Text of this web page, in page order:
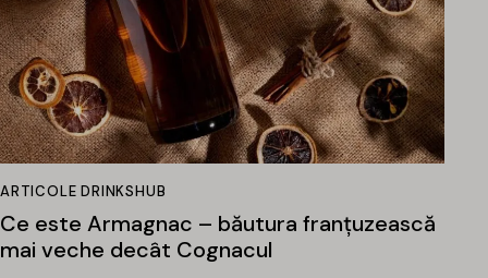
ARTICOLE DRINKSHUB
Ce este Armagnac – băutura franțuzească
mai veche decât Cognacul